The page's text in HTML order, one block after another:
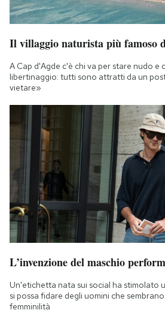
Regala il Post
Hai bisogno di aiuto?
Esci
Il villaggio naturista più famoso
A Cap d'Agde c'è chi va per stare nudo e
libertinaggio: tutti sono attratti da un
vietare»
L’invenzione del maschio
Un'etichetta nata sui social ha stimolato
si possa fidare degli uomini che
femminilità